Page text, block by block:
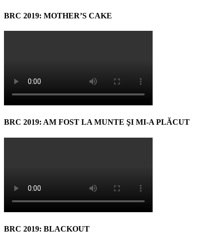
BRC 2019: MOTHER’S CAKE
BRC 2019: AM FOST LA MUNTE ŞI MI-A PLĂCUT
BRC 2019: BLACKOUT